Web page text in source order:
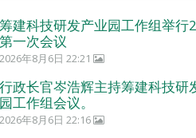
筹建科技研发产业园工作组举行
第一次会议
2026年8月6日 22:21
行政长官岑浩辉主持筹建科技研
园工作组会议。
2026年8月6日 22:16